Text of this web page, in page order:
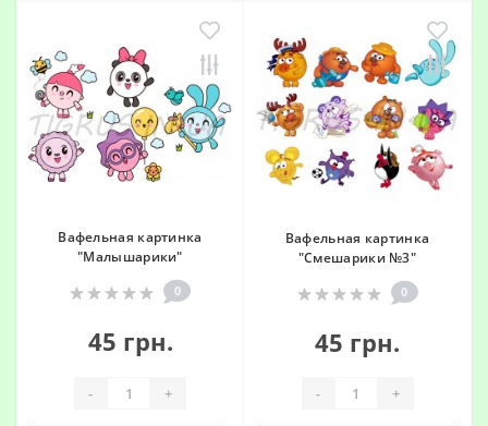
Вафельная картинка
"Малышарики"
0
45 грн.
- +
Вафельная картинка
"Смешарики №3"
0
45 грн.
- +